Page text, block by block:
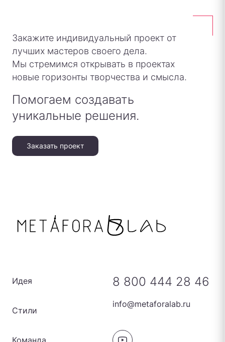
Закажите индивидуальный проект от
лучших мастеров своего дела.
Мы стремимся открывать в проектах
новые горизонты творчества и смысла.
Помогаем создавать
уникальные решения.
Заказать проект
Идея
Стили
8 800 444 28 46
info@metaforalab.ru